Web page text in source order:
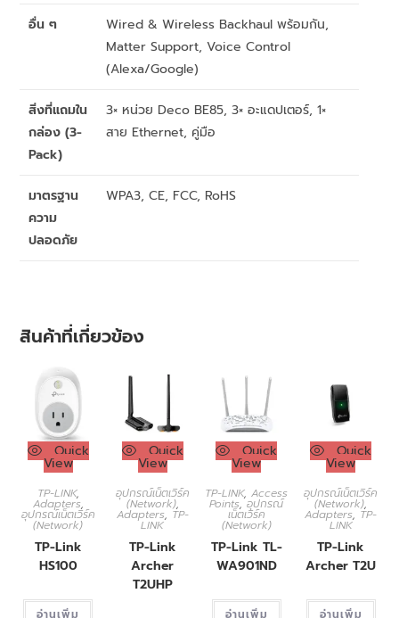
อื่น ๆ
Wired & Wireless Backhaul พร้อมกัน,
Matter Support, Voice Control
(Alexa/Google)
สิ่งที่แถมใน
กล่อง (3-
Pack)
3× หน่วย Deco BE85, 3× อะแดปเตอร์, 1×
สาย Ethernet, คู่มือ
มาตรฐาน
ความ
ปลอดภัย
WPA3, CE, FCC, RoHS
สินค้าที่เกี่ยวข้อง
Quick
View
TP-LINK,
Adapters,
อุปกรณ์เน็ตเวิร์ค
(Network)
TP-Link
HS100
Quick
View
อุปกรณ์เน็ตเวิร์ค
(Network),
Adapters, TP-
LINK
TP-Link
Archer
T2UHP
Quick
View
TP-LINK,Access
Points,อุปกรณ์
เน็ตเวิร์ค
(Network)
TP-Link TL-
WA901ND
Quick
View
อุปกรณ์เน็ตเวิร์ค
(Network),
Adapters, TP-
LINK
TP-Link
Archer T2U